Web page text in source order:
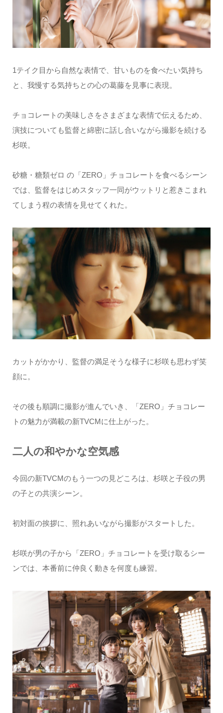
1テイク目から自然な表情で、甘いものを食べたい気持ち
と、我慢する気持ちとの心の葛藤を見事に表現。
チョコレートの美味しさをさまざまな表情で伝えるため、
演技についても監督と綿密に話し合いながら撮影を続ける
杉咲。
砂糖・糖類ゼロ の「ZERO」チョコレートを食べるシーン
では、監督をはじめスタッフ一同がウットリと惹きこまれ
てしまう程の表情を見せてくれた。
カットがかかり、監督の満足そうな様子に杉咲も思わず笑
顔に。
その後も順調に撮影が進んでいき、「ZERO」チョコレー
トの魅力が満載の新TVCMに仕上がった。
二人の和やかな空気感
今回の新TVCMのもう一つの見どころは、杉咲と子役の男
の子との共演シーン。
初対面の挨拶に、照れあいながら撮影がスタートした。
杉咲が男の子から「ZERO」チョコレートを受け取るシー
ンでは、本番前に仲良く動きを何度も練習。